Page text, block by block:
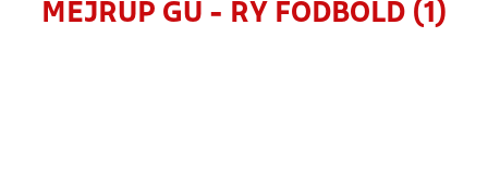
MEJRUP GU - RY FODBOLD (1)